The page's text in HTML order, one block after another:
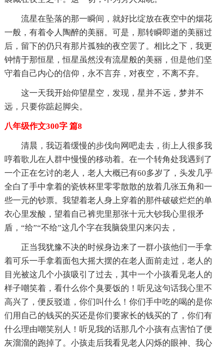
流星在坠落的那一瞬间，就好比绽放在夜空中的烟花
一般，有着令人陶醉的美丽。可是，那转瞬即逝的美丽过
后，留下的仍只有那片孤独的夜空罢了。相比之下，我更
钟情于那恒星，恒星虽然没有流星般的美丽，但是他们坚
守着自己内心的信仰，永不言弃，对夜空，不离不弃。
这一天我开始仰望星空，发现，星并不远，梦并不
远，只要你踮起脚尖。
八年级作文300字 篇8
清晨，我迈着缓慢的步伐向网吧走去，街上人很多我
哼着歌儿在人群中慢慢的移动着。在一个转角处我遇到了
一个正在乞讨的老人，老人大概已有60多岁了，头发几乎
全白了手中拿着的瓷铁杯里零零散散的放着几张五角和一
些一元的钞票。我望着老人身上穿着的那件破破烂烂的单
衣心里发酸，望着自己裤兜里那张十元大钞我心里很矛
盾，“给”“不给”这几个字在我脑袋里闪来闪去，
正当我犹豫不决的时候身边来了一群小孩他们一手拿
着可乐一手拿着面包大摇大摆的在老人面前走过，老人的
目光被这几个小孩吸引了过去，其中一个小孩看见老人的
样子嘲笑着，看什么你个臭要饭的！听见这句话我心里不
高兴了，便反驳道，你们叫什么！你们手中吃的喝的是你
们用自己的钱买的买还是你们要家长的钱买的了，你们有
什么理由嘲笑别人！听见我的话那几个小孩有点害怕了便
灰溜溜的跑掉了。小孩走后我看见老人闪烁的眼神、我心